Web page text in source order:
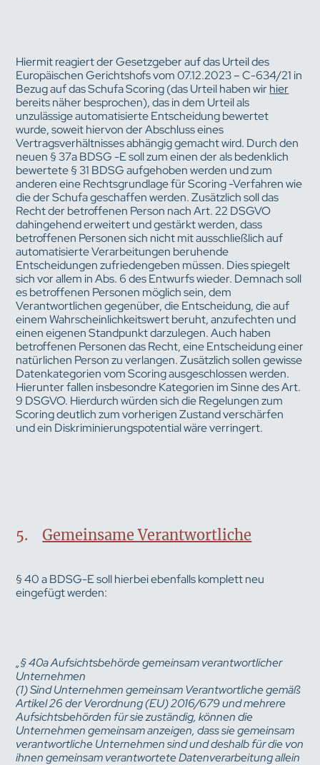
Hiermit reagiert der Gesetzgeber auf das Urteil des
Europäischen Gerichtshofs vom 07.12.2023 – C-634/21 in
Bezug auf das Schufa Scoring (das Urteil haben wirhier
bereits näher besprochen), das in dem Urteil als
unzulässige automatisierte Entscheidung bewertet
wurde, soweit hiervon der Abschluss eines
Vertragsverhältnisses abhängig gemacht wird. Durch den
neuen § 37a BDSG -E soll zum einen der als bedenklich
bewertete § 31 BDSG aufgehoben werden und zum
anderen eine Rechtsgrundlage für Scoring -Verfahren wie
die der Schufa geschaffen werden. Zusätzlich soll das
Recht der betroffenen Person nach Art. 22 DSGVO
dahingehend erweitert und gestärkt werden, dass
betroffenen Personen sich nicht mit ausschließlich auf
automatisierte Verarbeitungen beruhende
Entscheidungen zufriedengeben müssen. Dies spiegelt
sich vor allem in Abs. 6 des Entwurfs wieder. Demnach soll
es betroffenen Personen möglich sein, dem
Verantwortlichen gegenüber, die Entscheidung, die auf
einem Wahrscheinlichkeitswert beruht, anzufechten und
einen eigenen Standpunkt darzulegen. Auch haben
betroffenen Personen das Recht, eine Entscheidung einer
natürlichen Person zu verlangen. Zusätzlich sollen gewisse
Datenkategorien vom Scoring ausgeschlossen werden.
Hierunter fallen insbesondre Kategorien im Sinne des Art.
9 DSGVO. Hierdurch würden sich die Regelungen zum
Scoring deutlich zum vorherigen Zustand verschärfen
und ein Diskriminierungspotential wäre verringert.
5. Gemeinsame Verantwortliche
§ 40 a BDSG-E soll hierbei ebenfalls komplett neu
eingefügt werden:
„§ 40a Aufsichtsbehörde gemeinsam verantwortlicher
Unternehmen
(1) Sind Unternehmen gemeinsam Verantwortliche gemäß
Artikel 26 der Verordnung (EU) 2016/679 und mehrere
Aufsichtsbehörden für sie zuständig, können die
Unternehmen gemeinsam anzeigen, dass sie gemeinsam
verantwortliche Unternehmen sind und deshalb für die von
ihnen gemeinsam verantwortete Datenverarbeitung allein